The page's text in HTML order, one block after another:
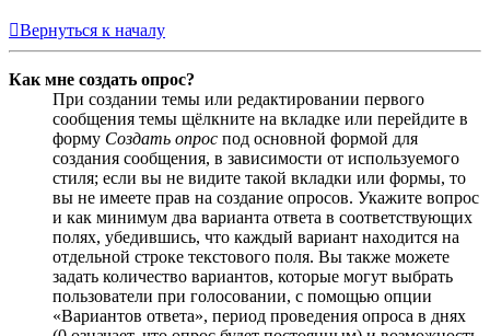
Вернуться к началу
Как мне создать опрос?
При создании темы или редактировании первого
сообщения темы щёлкните на вкладке или перейдите в
форму Создать опрос под основной формой для
создания сообщения, в зависимости от используемого
стиля; если вы не видите такой вкладки или формы, то
вы не имеете прав на создание опросов. Укажите вопрос
и как минимум два варианта ответа в соответствующих
полях, убедившись, что каждый вариант находится на
отдельной строке текстового поля. Вы также можете
задать количество вариантов, которые могут выбрать
пользователи при голосовании, с помощью опции
«Вариантов ответа», период проведения опроса в днях